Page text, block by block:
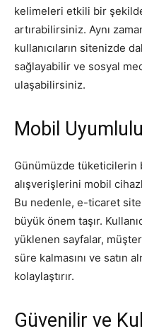
kelimeleri etkili bir
artırabilirsiniz. Aynı
kullanıcıların sitenizde
sağlayabilir ve sosyal
ulaşabilirsiniz.
Mobil
Günümüzde tüketicilerin
alışverişlerini mobil
Bu nedenle, e-ticaret
büyük önem taşır.
yüklenen sayfalar,
süre kalmasını ve satın
kolaylaştırır.
Güvenilir ve